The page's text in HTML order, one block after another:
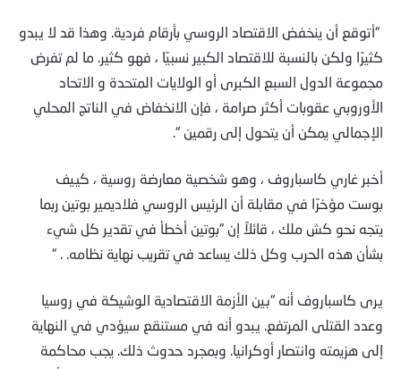
“أتوقع أن ينخفض ​​الاقتصاد الروسي بأرقام فردية. وهذا قد لا يبدو
كثيرًا ولكن بالنسبة للاقتصاد الكبير نسبيًا ، فهو كثير. ما لم تفرض
مجموعة الدول السبع الكبرى أو الولايات المتحدة و الاتحاد
الأوروبي عقوبات أكثر صرامة ، فإن الانخفاض في الناتج المحلي
الإجمالي يمكن أن يتحول إلى رقمين “.
أخبر غاري كاسباروف ، وهو شخصية معارضة روسية ، كييف
بوست مؤخرًا في مقابلة أن الرئيس الروسي فلاديمير بوتين ربما
يتجه نحو كش ملك ، قائلاً إن “بوتين أخطأ في تقدير كل شيء
بشأن هذه الحرب وكل ذلك يساعد في تقريب نهاية نظامه. . “
يرى كاسباروف أنه “بين الأزمة الاقتصادية الوشيكة في روسيا
وعدد القتلى المرتفع. يبدو أنه في مستنقع سيؤدي في النهاية
إلى هزيمته وانتصار أوكرانيا. وبمجرد حدوث ذلك. يجب محاكمة